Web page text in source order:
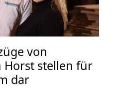
von
Horst stellen für
dar